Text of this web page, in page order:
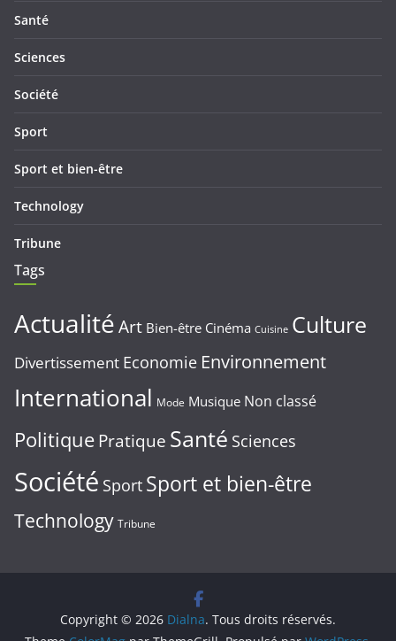
Santé
Sciences
Société
Sport
Sport et bien-être
Technology
Tribune
Tags
ActualitéArt Bien-être Cinéma Cuisine Culture
Divertissement Economie Environnement
International Mode Musique Non classé
Politique Pratique Santé Sciences
Société Sport Sport et bien-être
Technology Tribune
Copyright © 2026 Dialna. Tous droits réservés.